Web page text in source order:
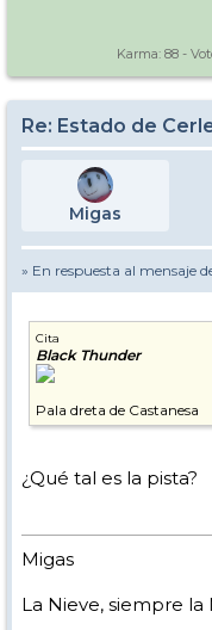
Karma: 88 -
Re: Estado de
Migas
» En respuesta al mensaje
Cita
Black Thunder
Pala dreta de Castanesa
¿Qué tal es la pista?
Migas
La Nieve, siempre la